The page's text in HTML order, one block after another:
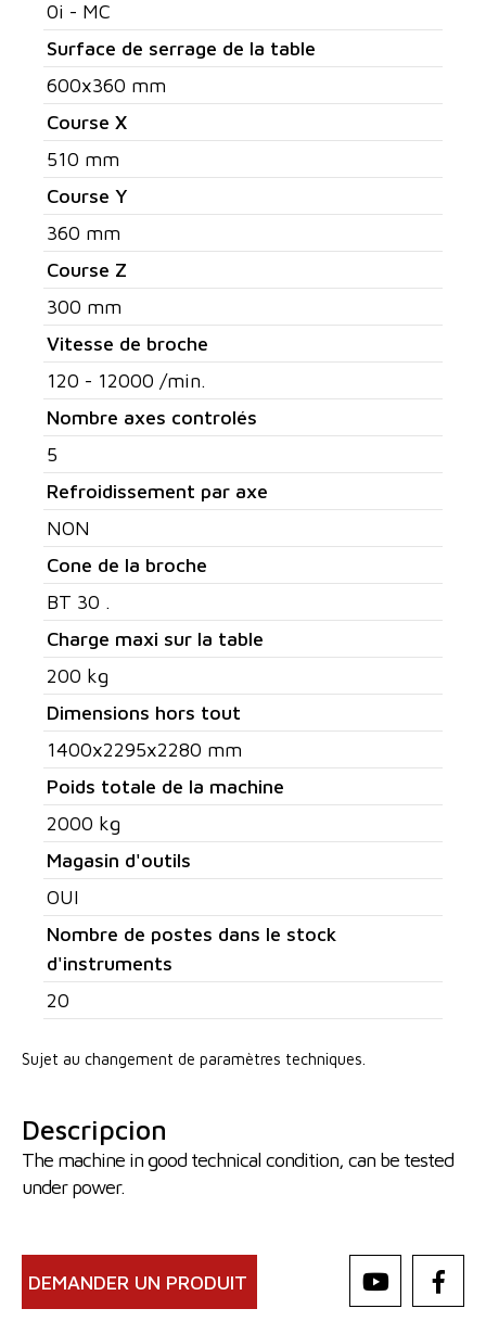
0i - MC
Surface de serrage de la table
600x360 mm
Course X
510 mm
Course Y
360 mm
Course Z
300 mm
Vitesse de broche
120 - 12000 /min.
Nombre axes controlés
5
Refroidissement par axe
NON
Cone de la broche
BT 30 .
Charge maxi sur la table
200 kg
Dimensions hors tout
1400x2295x2280 mm
Poids totale de la machine
2000 kg
Magasin d'outils
OUI
Nombre de postes dans le stock
d'instruments
20
Sujet au changement de paramètres techniques.
Descripcion
The machine in good technical condition, can be tested
under power.
DEMANDER UN PRODUIT